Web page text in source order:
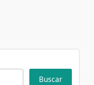
Buscar